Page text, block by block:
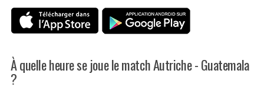
À quelle heure se joue le match Autriche - Guatemala
?